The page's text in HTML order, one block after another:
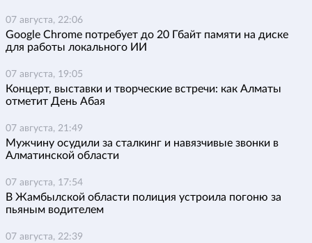
07 августа, 22:06
Google Chrome потребует до 20 Гбайт памяти на диске
для работы локального ИИ
07 августа, 19:05
Концерт, выставки и творческие встречи: как Алматы
отметит День Абая
07 августа, 21:49
Мужчину осудили за сталкинг и навязчивые звонки в
Алматинской области
07 августа, 17:54
В Жамбылской области полиция устроила погоню за
пьяным водителем
07 августа, 22:39